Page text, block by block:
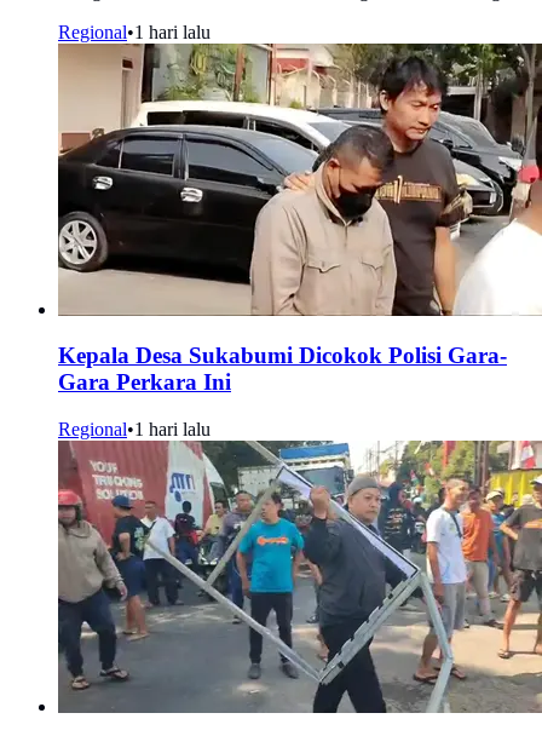
Regional•1 hari lalu
Kepala Desa Sukabumi Dicokok Polisi Gara-
Gara Perkara Ini
Regional•1 hari lalu